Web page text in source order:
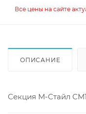
Все цены на сайте
ОПИСАНИЕ
Секция М-Стайл